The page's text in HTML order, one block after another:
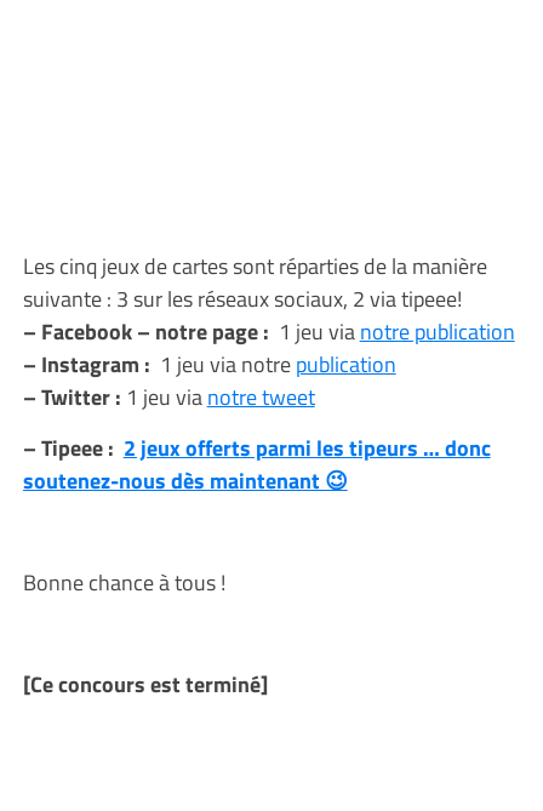
Les cinq jeux de cartes sont réparties de la manière
suivante : 3 sur les réseaux sociaux, 2 via tipeee!
– Facebook – notre page : 1 jeu vianotre publication
– Instagram : 1 jeu via notrepublication
– Twitter : 1 jeu vianotre tweet
– Tipeee : 2 jeux offerts parmi les tipeurs … donc
soutenez-nous dès maintenant 😉
Bonne chance à tous !
[Ce concours est terminé]